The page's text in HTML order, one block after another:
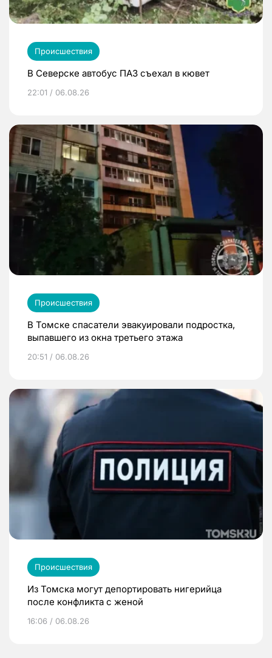
Происшествия
В Северске автобус ПАЗ съехал в кювет
22:01 / 06.08.26
Происшествия
В Томске спасатели эвакуировали подростка,
выпавшего из окна третьего этажа
20:51 / 06.08.26
Происшествия
Из Томска могут депортировать нигерийца
после конфликта с женой
16:06 / 06.08.26